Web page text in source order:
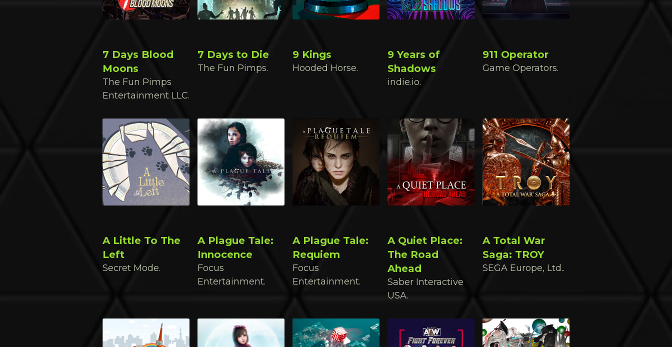
7 Days Blood
Moons
The Fun Pimps
Entertainment LLC.
7 Days to Die
The Fun Pimps.
9 Kings
Hooded Horse.
9 Years of
Shadows
indie.io.
911 Operator
Game Operators.
A Little To The
Left
Secret Mode.
A Plague Tale:
Innocence
Focus
Entertainment.
A Plague Tale:
Requiem
Focus
Entertainment.
A Quiet Place:
The Road
Ahead
Saber Interactive
USA.
A Total War
Saga: TROY
SEGA Europe, Ltd..